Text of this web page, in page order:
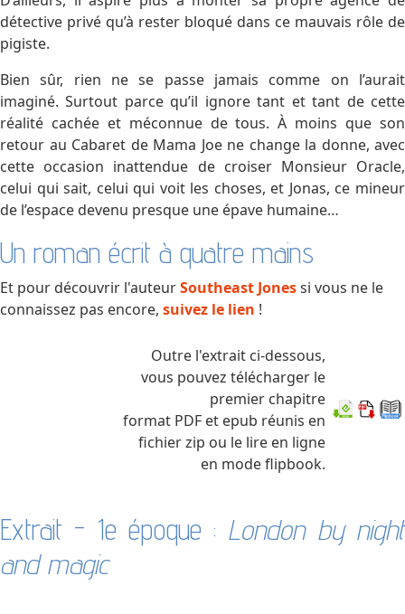
détective privé qu’à rester bloqué dans ce mauvais rôle de
pigiste.
Bien sûr, rien ne se passe jamais comme on l’aurait
imaginé. Surtout parce qu’il ignore tant et tant de cette
réalité cachée et méconnue de tous. À moins que son
retour au Cabaret de Mama Joe ne change la donne, avec
cette occasion inattendue de croiser Monsieur Oracle,
celui qui sait, celui qui voit les choses, et Jonas, ce mineur
de l’espace devenu presque une épave humaine…
Un roman écrit à quatre mains
Et pour découvrir l'auteurSoutheast Jonessi vous ne le
connaissez pas encore, suivez le lien !
Outre l'extrait ci-dessous,
vous pouvez télécharger le
premier chapitre
format PDF et epub réunis en
fichier zip ou le lire en ligne
en mode flipbook.
Extrait - 1e époque : London by night
and magic